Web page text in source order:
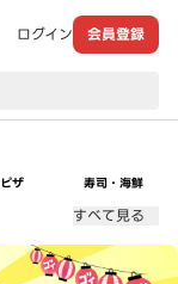
ログイン 会員登録
ピザ 寿司・海鮮
すべて見る